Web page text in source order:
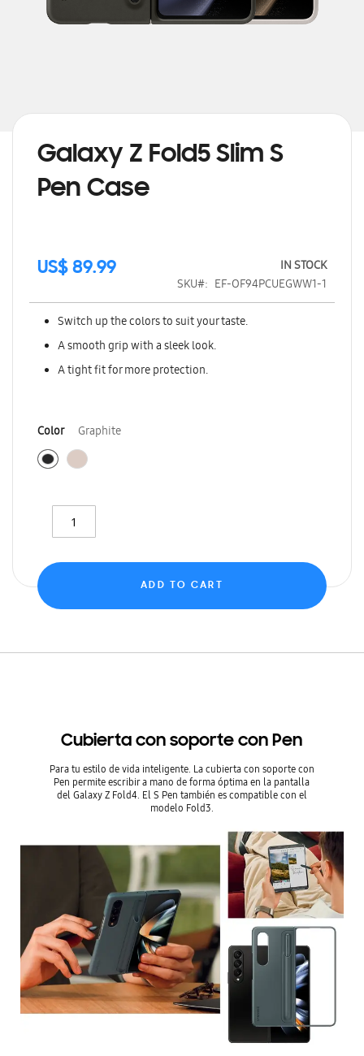
Galaxy Z Fold5 Slim S
Pen Case
US$ 89.99
IN STOCK
SKU
EF-OF94PCUEGWW1-1
Switch up the colors to suit your taste.
A smooth grip with a sleek look.
A tight fit for more protection.
Color Graphite
ADD TO CART
the
beginning
images
Cubierta con soporte con Pen
Para tu estilo de vida inteligente. La cubierta con soporte con
Pen permite escribir a mano de forma óptima en la pantalla
del Galaxy Z Fold4. El S Pen también es compatible con el
modelo Fold3.